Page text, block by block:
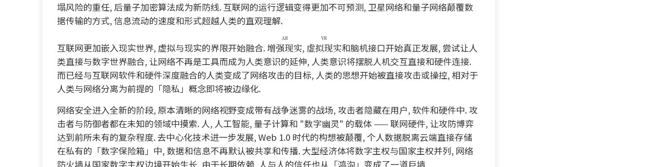
塌风险的重任, 后量子加密算法成为新防线. 互联网的运行逻辑变得更加不可预测, 卫星网络和量子网络颠覆数
据传输的方式, 信息流动的速度和形式超越人类的直观理解.
互联网更加嵌入现实世界, 虚拟与现实的界限开始融合.增强现实
AR
, 虚拟现实
VR
和脑机接口开始真正发展, 尝试让人
类直接与数字世界融合, 让网络不再是工具而成为人类意识的延伸, 人类意识将摆脱人机交互直接和硬件连接.
而已经与互联网软件和硬件深度融合的人类变成了网络攻击的目标, 人类的思想开始被直接攻击或操控, 相对于
人类与网络分离为前提的「隐私」概念即将被边缘化.
网络安全进入全新的阶段, 原本清晰的网络视野变成带有战争迷雾的战场, 攻击者隐藏在用户, 软件和硬件中. 攻
击者与防御者都在未知的领域中摸索. 人, 人工智能, 量子计算和 "数字幽灵" 的载体 —— 联网硬件, 让攻防博弈
达到前所未有的复杂程度. 去中心化技术进一步发展, Web 1.0 时代的构想被颠覆, 个人数据脱离云端直接存储
在私有的「数字保险箱」中, 数据和信息不再默认被共享和传播. 大型经济体将数字主权与国家主权并列, 网络
防火墙从国家数字主权边境开始生长, 由于长期依赖, 人与人的信任也从「鸿沟」变成了一道巨墙,